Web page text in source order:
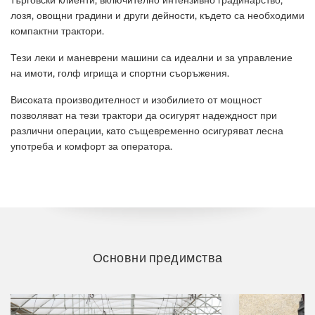
лозя, овощни градини и други дейности, където са необходими
компактни трактори.
Тези леки и маневрени машини са идеални и за управление
на имоти, голф игрища и спортни съоръжения.
Високата производителност и изобилието от мощност
позволяват на тези трактори да осигурят надеждност при
различни операции, като същевременно осигуряват лесна
употреба и комфорт за оператора.
Основни предимства